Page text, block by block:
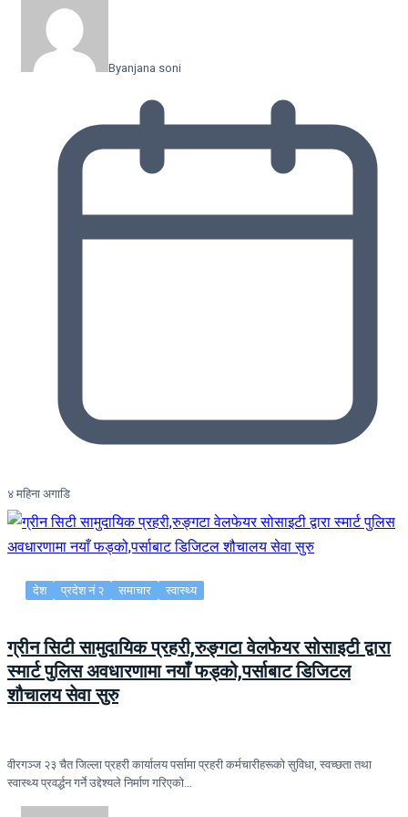
Byanjana soni
४ महिना अगाडि
देश प्रदेश नं २ समाचार स्वास्थ्य
ग्रीन सिटी सामुदायिक प्रहरी,रुङ्गटा वेलफेयर सोसाइटी द्वारा
स्मार्ट पुलिस अवधारणामा नयाँ फड्को,पर्साबाट डिजिटल
शौचालय सेवा सुरु
वीरगञ्ज २३ चैत जिल्ला प्रहरी कार्यालय पर्सामा प्रहरी कर्मचारीहरूको सुविधा, स्वच्छता तथा
स्वास्थ्य प्रवर्द्धन गर्ने उद्देश्यले निर्माण गरिएको…